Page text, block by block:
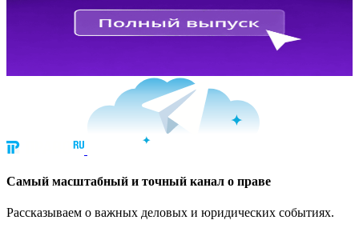
Cамый масштабный и точный канал о праве
Рассказываем о важных деловых и юридических событиях.